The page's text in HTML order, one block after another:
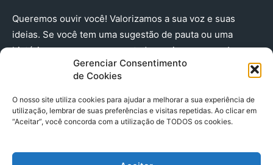
Gerenciar Consentimento
de Cookies
O nosso site utiliza cookies para ajudar a melhorar a sua experiência de
utilização, lembrar de suas preferências e visitas repetidas. Ao clicar em
“Aceitar”, você concorda com a utilização de TODOS os cookies.
Queremos ouvir você! Valorizamos a sua voz e suas
ideias. Se você tem uma sugestão de pauta ou uma
história que merece ser contada, envie-nos agora!
(91) 98224 - 3111